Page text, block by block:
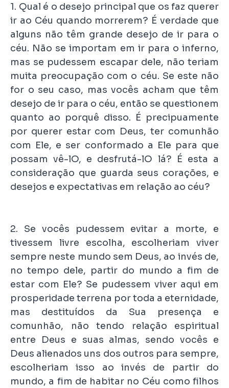
1. Qual é o desejo principal que os faz querer
ir ao Céu quando morrerem? É verdade que
alguns não têm grande desejo de ir para o
céu. Não se importam em ir para o inferno,
mas se pudessem escapar dele, não teriam
muita preocupação com o céu. Se este não
for o seu caso, mas vocês acham que têm
desejo de ir para o céu, então se questionem
quanto ao porquê disso. É precipuamente
por querer estar com Deus, ter comunhão
com Ele, e ser conformado a Ele para que
possam vê-lO, e desfrutá-lO lá? É esta a
consideração que guarda seus corações, e
desejos e expectativas em relação ao céu?
2. Se vocês pudessem evitar a morte, e
tivessem livre escolha, escolheriam viver
sempre neste mundo sem Deus, ao invés de,
no tempo dele, partir do mundo a fim de
estar com Ele? Se pudessem viver aqui em
prosperidade terrena por toda a eternidade,
mas destituídos da Sua presença e
comunhão, não tendo relação espiritual
entre Deus e suas almas, sendo vocês e
Deus alienados uns dos outros para sempre,
escolheriam isso ao invés de partir do
mundo, a fim de habitar no Céu como filhos